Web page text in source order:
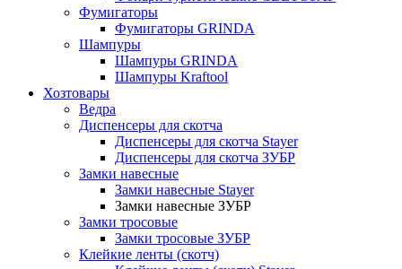
Фумигаторы
Фумигаторы GRINDA
Шампуры
Шампуры GRINDA
Шампуры Kraftool
Хозтовары
Ведра
Диспенсеры для скотча
Диспенсеры для скотча Stayer
Диспенсеры для скотча ЗУБР
Замки навесные
Замки навесные Stayer
Замки навесные ЗУБР
Замки тросовые
Замки тросовые ЗУБР
Клейкие ленты (скотч)